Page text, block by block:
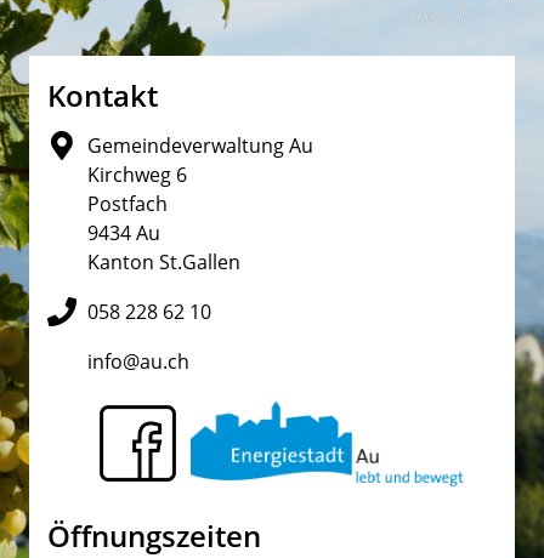
Fusszeile
Kontakt
Gemeindeverwaltung Au
Kirchweg 6
Postfach
9434 Au
Kanton St.Gallen
058 228 62 10
info@au.ch
Öffnungszeiten